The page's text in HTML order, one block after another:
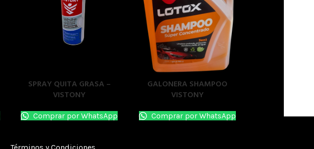
SPRAY QUITA GRASA –
VISTONY
Comprar por WhatsApp
GALONERA SHAMPOO
VISTONY
Comprar por WhatsApp